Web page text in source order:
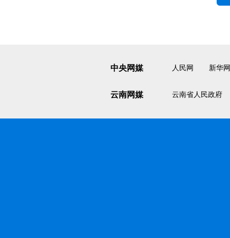
中央网媒 人民网 新华网
云南网媒 云南省人民政府